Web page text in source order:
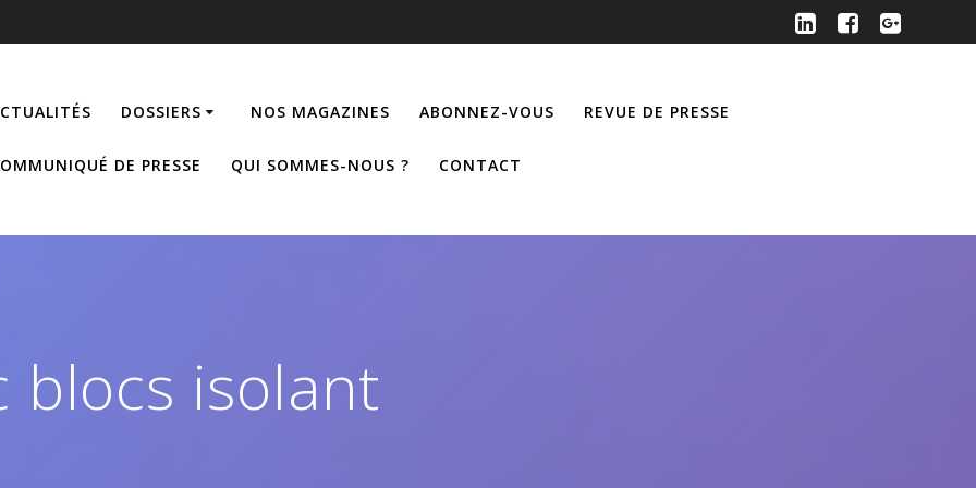
DOSSIERS NOS MAGAZINES ABONNEZ-VOUS REVUE DE PRESSE
DE PRESSE QUI SOMMES-NOUS ? CONTACT
blocs isolant